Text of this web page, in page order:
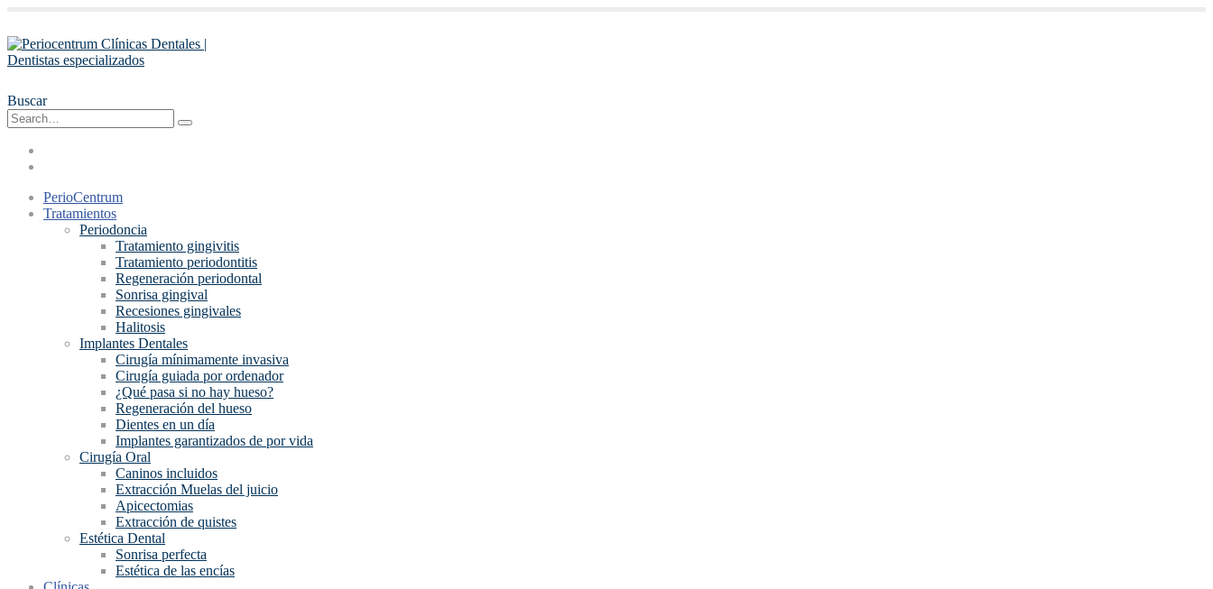
Buscar
PerioCentrum
Tratamientos
Periodoncia
Tratamiento gingivitis
Tratamiento periodontitis
Regeneración periodontal
Sonrisa gingival
Recesiones gingivales
Halitosis
Implantes Dentales
Cirugía mínimamente invasiva
Cirugía guiada por ordenador
¿Qué pasa si no hay hueso?
Regeneración del hueso
Dientes en un día
Implantes garantizados de por vida
Cirugía Oral
Caninos incluidos
Extracción Muelas del juicio
Apicectomias
Extracción de quistes
Estética Dental
Sonrisa perfecta
Estética de las encías